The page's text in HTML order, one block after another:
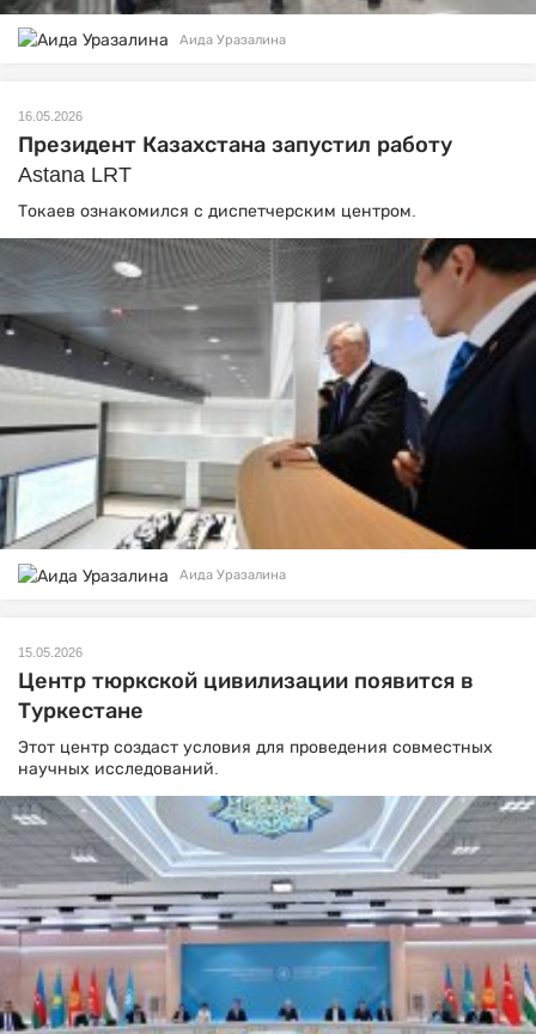
Аида Уразалина
16.05.2026
Президент Казахстана запустил работу
Astana LRT
Токаев ознакомился с диспетчерским центром.
Аида Уразалина
15.05.2026
Центр тюркской цивилизации появится в
Туркестане
Этот центр создаст условия для проведения совместных
научных исследований.